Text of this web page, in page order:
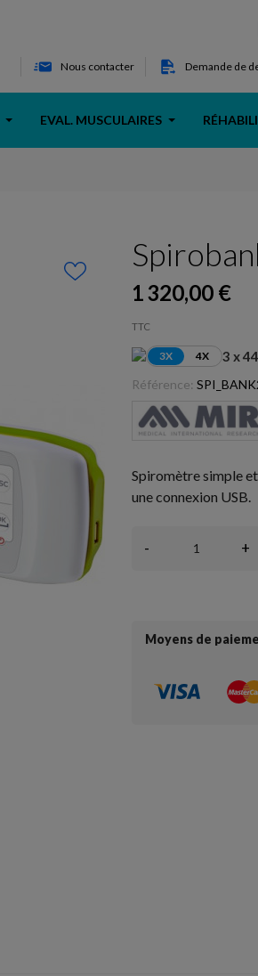
Nous contacter Demande de
EVAL. MUSCULAIRES
1 320,00 €
TTC
3X 4X 3 x
Référence:
Spiromètre simple
une connexion USB.
- +
Moyens de